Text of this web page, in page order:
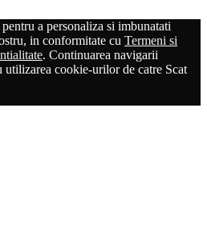
a personaliza si imbunatati
in conformitate cu Termeni si
. Continuarea navigarii
utilizarea cookie-urilor de catre Scat